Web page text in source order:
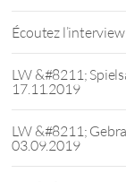
Écoutez
LW &#8211;
17.11.2019
LW &#8211;
03.09.2019